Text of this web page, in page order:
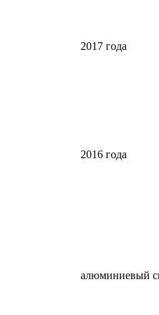
2017 года
2016 года
алюминиевый